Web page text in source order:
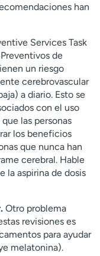
han
Services Task
de
un riesgo
cerebrovascular
a diario. Esto se
con el uso
las personas
los beneficios
que nunca han
cerebral. Hable
la aspirina de dosis
Otro problema
revisiones es
para ayudar
melatonina).